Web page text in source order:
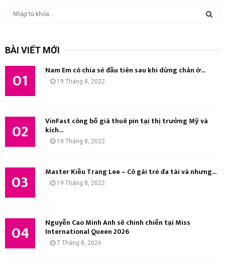
BÀI VIẾT MỚI
01 Nam Em có chia sẻ đầu tiên sau khi dừng chân ở...
19 Tháng 8, 2022
02 VinFast công bố giá thuê pin tại thị trường Mỹ và
kích...
19 Tháng 8, 2022
03 Master Kiều Trang Lee – Cô gái trẻ đa tài và nhưng...
19 Tháng 8, 2022
04 Nguyễn Cao Minh Anh sẽ chinh chiến tại Miss
International Queen 2026
7 Tháng 8, 2026